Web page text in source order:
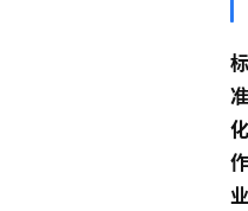
标
准
化
作
业